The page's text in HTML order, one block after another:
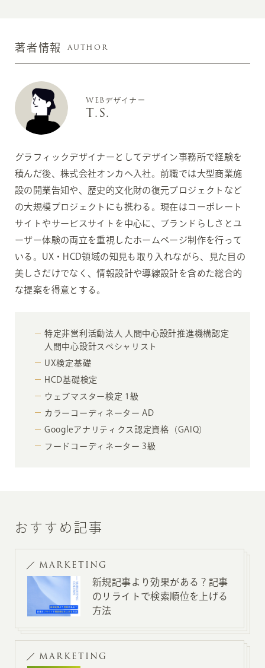
著者情報 AUTHOR
WEBデザイナー
T.S.
グラフィックデザイナーとしてデザイン事務所で経験を
積んだ後、株式会社オンカへ入社。前職では大型商業施
設の開業告知や、歴史的文化財の復元プロジェクトなど
の大規模プロジェクトにも携わる。現在はコーポレート
サイトやサービスサイトを中心に、ブランドらしさとユ
ーザー体験の両立を重視したホームページ制作を行って
いる。UX・HCD領域の知見も取り入れながら、見た目の
美しさだけでなく、情報設計や導線設計を含めた総合的
な提案を得意とする。
特定非営利活動法人 人間中心設計推進機構認定
人間中心設計スペシャリスト
UX検定基礎
HCD基礎検定
ウェブマスター検定 1級
カラーコーディネーター AD
Googleアナリティクス認定資格（GAIQ）
フードコーディネーター 3級
おすすめ記事
MARKETING
新規記事より効果がある？記事
のリライトで検索順位を上げる
方法
MARKETING